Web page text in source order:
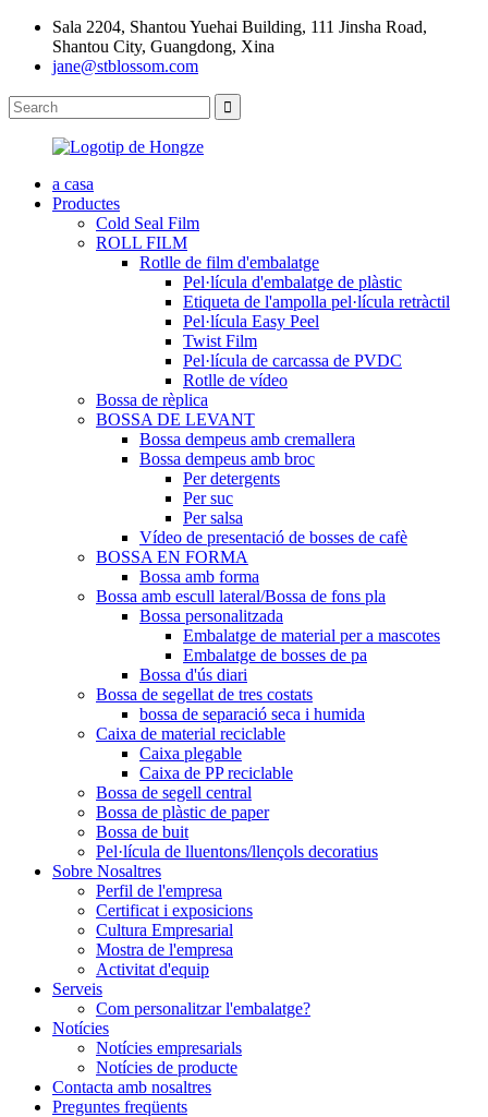
Sala 2204, Shantou Yuehai Building, 111 Jinsha Road,
Shantou City, Guangdong, Xina
jane@stblossom.com
a casa
Productes
Cold Seal Film
ROLL FILM
Rotlle de film d'embalatge
Pel·lícula d'embalatge de plàstic
Etiqueta de l'ampolla pel·lícula retràctil
Pel·lícula Easy Peel
Twist Film
Pel·lícula de carcassa de PVDC
Rotlle de vídeo
Bossa de rèplica
BOSSA DE LEVANT
Bossa dempeus amb cremallera
Bossa dempeus amb broc
Per detergents
Per suc
Per salsa
Vídeo de presentació de bosses de cafè
BOSSA EN FORMA
Bossa amb forma
Bossa amb escull lateral/Bossa de fons pla
Bossa personalitzada
Embalatge de material per a mascotes
Embalatge de bosses de pa
Bossa d'ús diari
Bossa de segellat de tres costats
bossa de separació seca i humida
Caixa de material reciclable
Caixa plegable
Caixa de PP reciclable
Bossa de segell central
Bossa de plàstic de paper
Bossa de buit
Pel·lícula de lluentons/llençols decoratius
Sobre Nosaltres
Perfil de l'empresa
Certificat i exposicions
Cultura Empresarial
Mostra de l'empresa
Activitat d'equip
Serveis
Com personalitzar l'embalatge?
Notícies
Notícies empresarials
Notícies de producte
Contacta amb nosaltres
Preguntes freqüents